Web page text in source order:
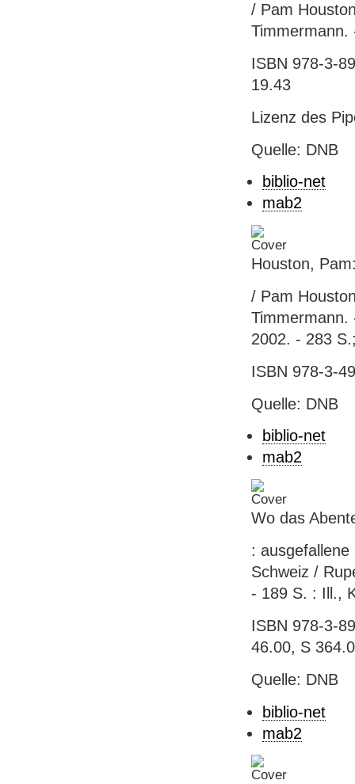
/ Pam
ISBN 978-3-
19.43
Lizenz des
Quelle: DNB
biblio-net
mab2
Houston,
/ Pam
Timmermann.
2002. - 283
ISBN 978-3-
Quelle: DNB
biblio-net
mab2
Wo das
:
Schweiz /
- 189 S. : Ill.,
ISBN 978-3-
46.00, S
Quelle: DNB
biblio-net
mab2